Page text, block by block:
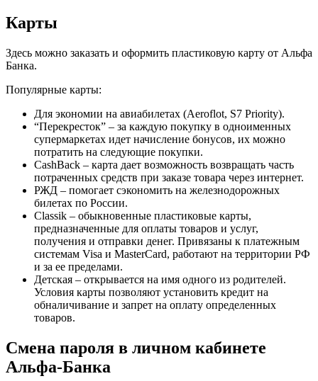
Карты
Здесь можно заказать и оформить пластиковую карту от Альфа
Банка.
Популярные карты:
Для экономии на авиабилетах (Aeroflot, S7 Priority).
“Перекресток” – за каждую покупку в одноименных
супермаркетах идет начисление бонусов, их можно
потратить на следующие покупки.
CashBack – карта дает возможность возвращать часть
потраченных средств при заказе товара через интернет.
РЖД – помогает сэкономить на железнодорожных
билетах по России.
Classik – обыкновенные пластиковые карты,
предназначенные для оплаты товаров и услуг,
получения и отправки денег. Привязаны к платежным
системам Visa и MasterCard, работают на территории РФ
и за ее пределами.
Детская – открывается на имя одного из родителей.
Условия карты позволяют установить кредит на
обналичивание и запрет на оплату определенных
товаров.
Смена пароля в личном кабинете
Альфа-Банка